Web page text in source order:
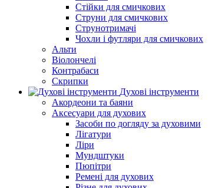
Стійки для смичкових
Струни для смичкових
Струнотримачі
Чохли і футляри для смичкових
Альти
Віолончелі
Контрабаси
Скрипки
Духові інструменти
Акордеони та баяни
Аксесуари для духових
Засоби по догляду за духовими
Лігатури
Ліри
Мундштуки
Пюпітри
Ремені для духових